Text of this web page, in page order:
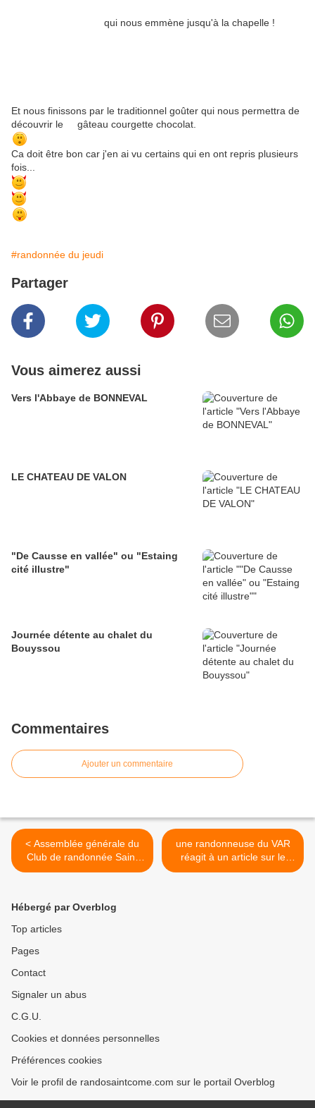
qui nous emmène jusqu'à la chapelle !
Et nous finissons par le traditionnel goûter qui nous permettra de
découvrir le gâteau courgette chocolat.
Ca doit être bon car j'en ai vu certains qui en ont repris plusieurs
fois...
#randonnée du jeudi
Partager
Vous aimerez aussi
Vers l'Abbaye de BONNEVAL
LE CHATEAU DE VALON
"De Causse en vallée" ou "Estaing
cité illustre"
Journée détente au chalet du
Bouyssou
Commentaires
Ajouter un commentaire
< Assemblée générale du
Club de randonnée Saint
Cômois, le samedi 21
une randonneuse du VAR
réagit à un article sur le
séjour aux ANGLES : la
Hébergé par Overblog
Top articles
Pages
Contact
Signaler un abus
C.G.U.
Cookies et données personnelles
Préférences cookies
Voir le profil de randosaintcome.com sur le portail Overblog